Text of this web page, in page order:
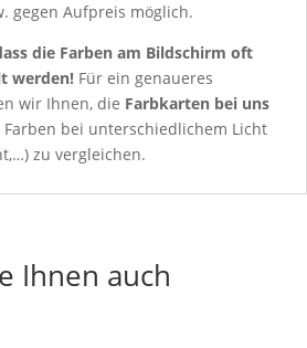
gegen Aufpreis möglich.
die Farben am Bildschirm oft
werden! Für ein genaueres
wir Ihnen, die Farbkarten bei uns
bei unterschiedlichem Licht
zu vergleichen.
Ihnen auch